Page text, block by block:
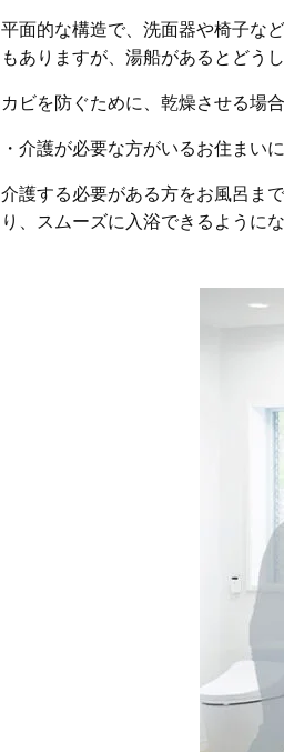
平面的な構造で、洗面器や椅子な
もありますが、湯船があるとどう
カビを防ぐために、乾燥させる場
・介護が必要な方がいるお住まい
介護する必要がある方をお風呂ま
り、スムーズに入浴できるように